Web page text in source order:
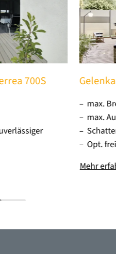
700S
max.
max.
Opt.
Mehr